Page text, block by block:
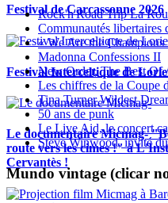
Festival de Carcassonne 2026
Festival Interceltique de
Le documentaire Micmag-
route vers les cimes !" à
Cervantès !
Rock'n'Road Trip La
Communautés libertaires
« We Are the Champions
Madonna Confessions II
New Order, The Best Of
Les chiffres de la Coupe
Tina Turner Wildest
50 ans de punk
Le Live Aid, le concert
Steve Winwood, invité
Mundo vintage (clicar